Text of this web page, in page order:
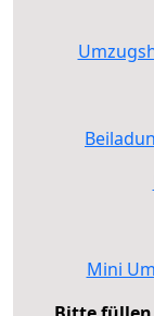
Mini